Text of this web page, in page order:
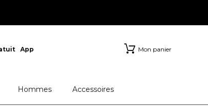
App Mon panier
Hommes Accessoires